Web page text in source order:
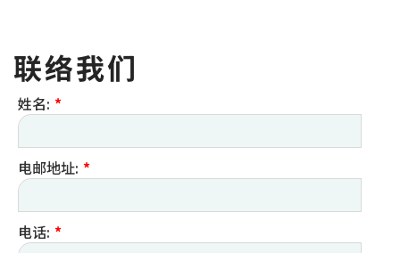
联络我们
姓名: *
电邮地址: *
电话: *